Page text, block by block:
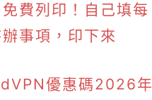
費列印！自己填每
辦事項，印下來
優惠碼2026年